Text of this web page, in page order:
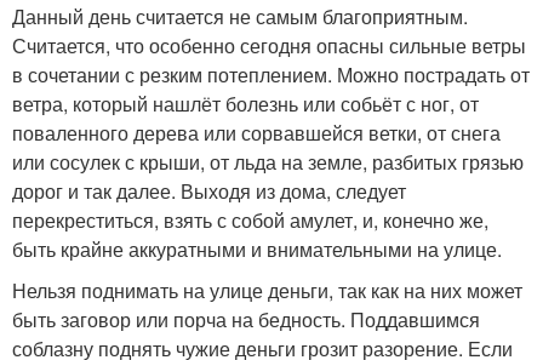
Данный день считается не самым благоприятным.
Считается, что особенно сегодня опасны сильные ветры
в сочетании с резким потеплением. Можно пострадать от
ветра, который нашлёт болезнь или собьёт с ног, от
поваленного дерева или сорвавшейся ветки, от снега
или сосулек с крыши, от льда на земле, разбитых грязью
дорог и так далее. Выходя из дома, следует
перекреститься, взять с собой амулет, и, конечно же,
быть крайне аккуратными и внимательными на улице.
Нельзя поднимать на улице деньги, так как на них может
быть заговор или порча на бедность. Поддавшимся
соблазну поднять чужие деньги грозит разорение. Если